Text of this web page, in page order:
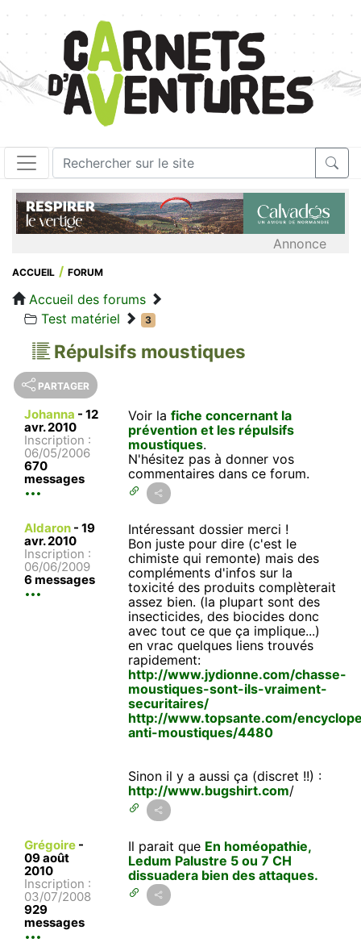
Annonce
ACCUEIL FORUM
Accueil des forums
Test matériel
3
Répulsifs moustiques
PARTAGER
Johanna - 12
avr. 2010
Inscription :
06/05/2006
670
messages
Voir lafiche concernant la
prévention et les répulsifs
moustiques.
N'hésitez pas à donner vos
commentaires dans ce forum.
Aldaron - 19
avr. 2010
Inscription :
06/06/2009
6 messages
Intéressant dossier merci !
Bon juste pour dire (c'est le
chimiste qui remonte) mais des
compléments d'infos sur la
toxicité des produits complèterait
assez bien. (la plupart sont des
insecticides, des biocides donc
avec tout ce que ça implique...)
en vrac quelques liens trouvés
rapidement:
http://www.jydionne.com/chasse-
moustiques-sont-ils-vraiment-
securitaires/
http://www.topsante.com/
anti-moustiques/4480
Sinon il y a aussi ça (discret !!) :
http://www.bugshirt.com/
Grégoire -
09 août
2010
Inscription :
03/07/2008
929
messages
Il parait que En homéopathie,
Ledum Palustre 5 ou 7 CH
dissuadera bien des attaques.